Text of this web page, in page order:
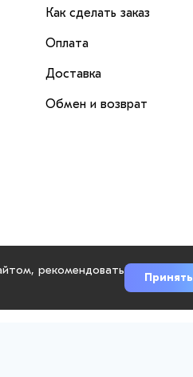
Как сделать заказ
Оплата
Доставка
Обмен и возврат
рекомендовать
Принять